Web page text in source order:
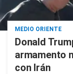
MEDIO ORIENTE
Donald
armamento
con Irán